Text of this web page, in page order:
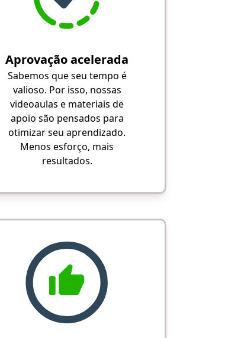
Aprovação acelerada
Sabemos que seu tempo é
valioso. Por isso, nossas
videoaulas e materiais de
apoio são pensados para
otimizar seu aprendizado.
Menos esforço, mais
resultados.